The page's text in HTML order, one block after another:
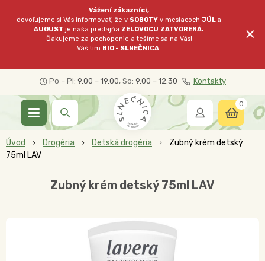
Vážení zákazníci,
dovoľujeme si Vás informovať, že v SOBOTY v mesiacochJÚL a
AUGUST je naša predajňa ZELOVOCU ZATVORENÁ.
Ďakujeme za pochopenie a tešíme sa na Vás!
Váš tím BIO - SLNEČNICA.
×
Po – Pi: 9.00 – 19.00, So: 9.00 – 12.30 Kontakty
0
Úvod Drogéria Detská drogéria
Zubný krém detský
75ml LAV
Zubný krém detský 75ml LAV